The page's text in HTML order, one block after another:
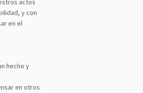
actos
y con
en el
hecho y
en otros